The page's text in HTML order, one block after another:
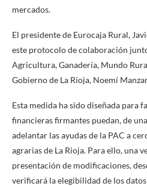
mercados.
El presidente de Eurocaja Rural,
este protocolo de colaboración
Agricultura, Ganadería, Mundo
Gobierno de La Rioja, Noemí
Esta medida ha sido diseñada para
financieras firmantes puedan, de
adelantar las ayudas de la PAC a
agrarias de La Rioja. Para ello, una
presentación de modificaciones,
verificará la elegibilidad de los